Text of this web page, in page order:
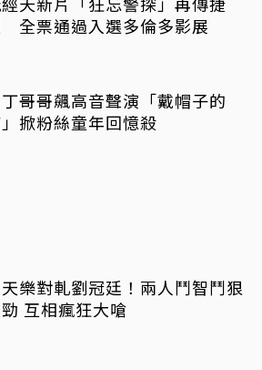
全票通過入選多倫多影展
哥哥飆高音聲演「戴帽子的
掀粉絲童年回憶殺
樂對軋劉冠廷！兩人鬥智鬥狠
互相瘋狂大嗆